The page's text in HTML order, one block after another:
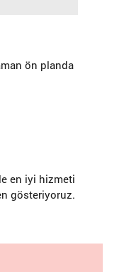
ön planda
en iyi hizmeti
gösteriyoruz.